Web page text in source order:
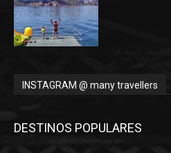
INSTAGRAM @ many travellers
DESTINOS POPULARES